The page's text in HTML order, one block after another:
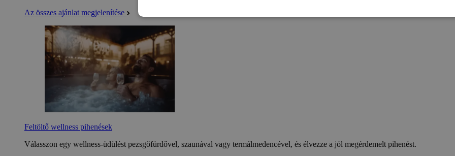
Az összes ajánlat megjelenítése
Feltöltő wellness pihenések
Válasszon egy wellness-üdülést pezsgőfürdővel, szaunával vagy termálmedencével, és élvezze a jól megérdemelt pihenést.